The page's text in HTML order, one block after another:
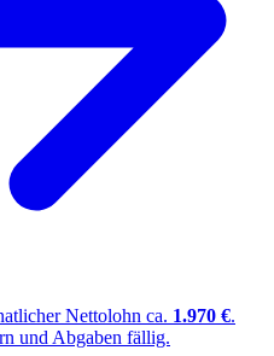
Nettolohn ca. 1.970 €.
und Abgaben fällig.